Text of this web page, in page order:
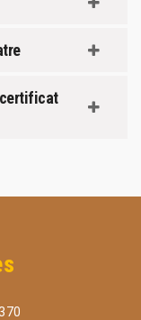
certificat